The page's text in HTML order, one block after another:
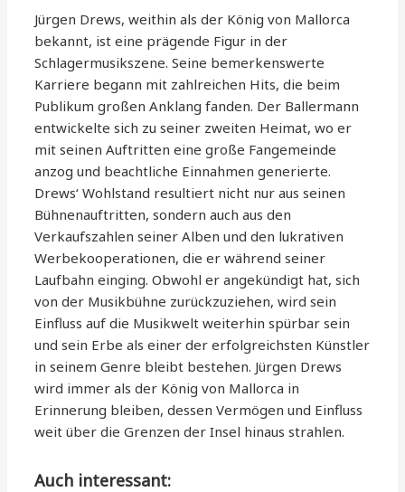
Jürgen Drews, weithin als der König von Mallorca
bekannt, ist eine prägende Figur in der
Schlagermusikszene. Seine bemerkenswerte
Karriere begann mit zahlreichen Hits, die beim
Publikum großen Anklang fanden. Der Ballermann
entwickelte sich zu seiner zweiten Heimat, wo er
mit seinen Auftritten eine große Fangemeinde
anzog und beachtliche Einnahmen generierte.
Drews‘ Wohlstand resultiert nicht nur aus seinen
Bühnenauftritten, sondern auch aus den
Verkaufszahlen seiner Alben und den lukrativen
Werbekooperationen, die er während seiner
Laufbahn einging. Obwohl er angekündigt hat, sich
von der Musikbühne zurückzuziehen, wird sein
Einfluss auf die Musikwelt weiterhin spürbar sein
und sein Erbe als einer der erfolgreichsten Künstler
in seinem Genre bleibt bestehen. Jürgen Drews
wird immer als der König von Mallorca in
Erinnerung bleiben, dessen Vermögen und Einfluss
weit über die Grenzen der Insel hinaus strahlen.
Auch interessant: